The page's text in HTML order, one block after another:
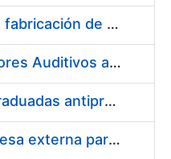
Acuerdo marco para la fabricación de piezas
Suministro de Protectores Auditivos a medida para las personas trabajadoras de los Centros de Trabajo de Madrid y Burgos
Suministro de gafas graduadas antiproyecciones para los trabajadores de la FNMT-RCM en los centros de trabajo de Madrid y Burgos
Servicios de una empresa externa para el asesoramiento y resolución de los recursos de alzada que se presentan relacionados con procesos de selección para la FNMT-RCM